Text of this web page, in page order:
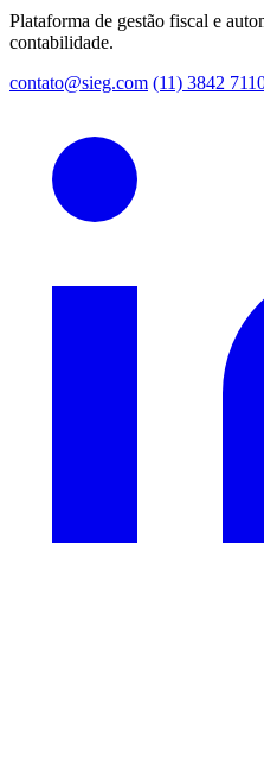
Plataforma de gestão fiscal e
contabilidade.
contato@sieg.com (11) 3842